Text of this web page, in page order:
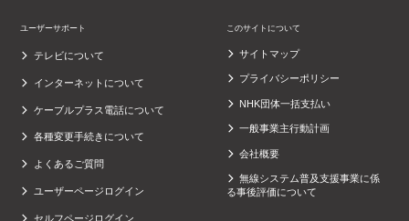
ユーザーサポート
テレビについて
インターネットについて
ケーブルプラス電話について
各種変更手続きについて
よくあるご質問
ユーザーページログイン
セルフページログイン
このサイトについて
サイトマップ
プライバシーポリシー
NHK団体一括支払い
一般事業主行動計画
会社概要
無線システム普及支援事業に係
る事後評価について